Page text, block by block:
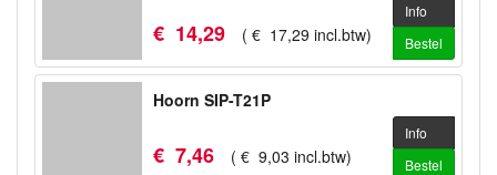
€ 14,29 ( € 17,29 incl.btw)
Info
Bestel
Hoorn SIP-T21P
€ 7,46 ( € 9,03 incl.btw)
Info
Bestel